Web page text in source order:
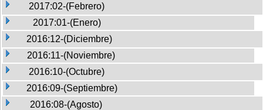
2017:02-(Febrero)
2017:01-(Enero)
2016:12-(Diciembre)
2016:11-(Noviembre)
2016:10-(Octubre)
2016:09-(Septiembre)
2016:08-(Agosto)